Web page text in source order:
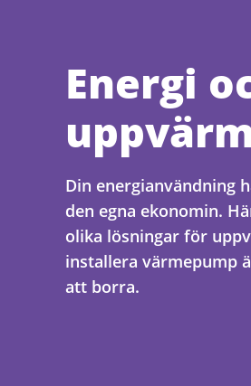
Energi
Din energianvändning
den egna ekonomin.
olika lösningar för
installera värmepump
att borra.